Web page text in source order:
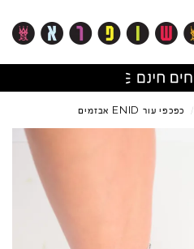
כפכפי עור ENID אבזמים